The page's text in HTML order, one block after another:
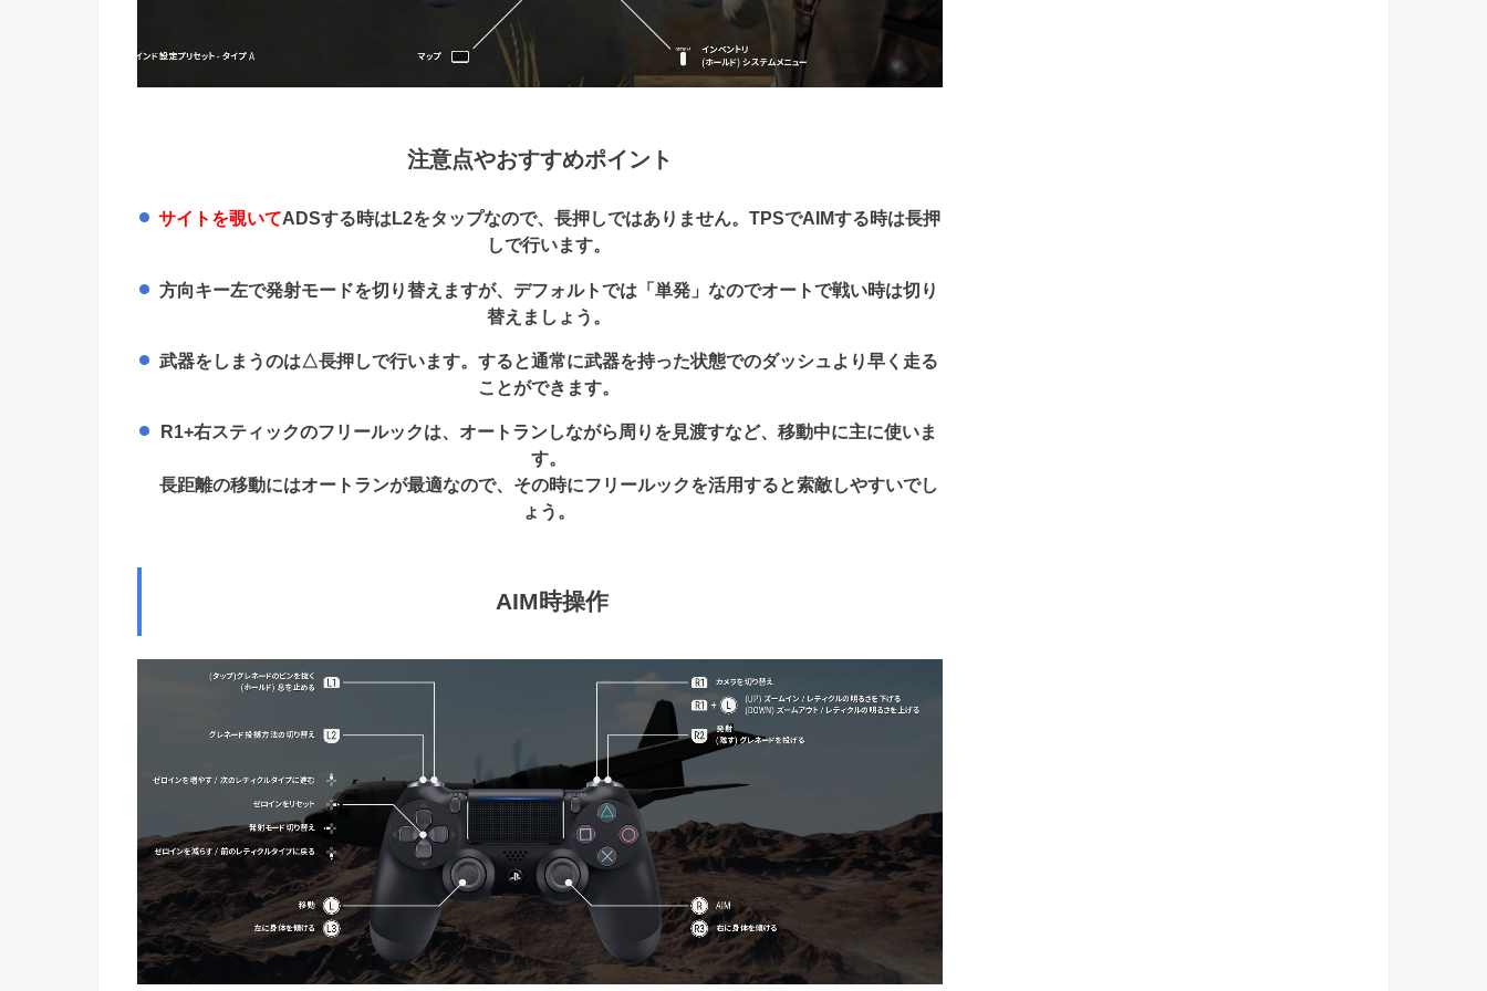
注意点やおすすめポイント
サイトを覗いてADSする時はL2をタップなので、長押しではありません。TPSでAIMする時は長押
しで行います。
方向キー左で発射モードを切り替えますが、デフォルトでは「単発」なのでオートで戦い時は切り
替えましょう。
武器をしまうのは△長押しで行います。すると通常に武器を持った状態でのダッシュより早く走る
ことができます。
R1+右スティックのフリールックは、オートランしながら周りを見渡すなど、移動中に主に使いま
す。
長距離の移動にはオートランが最適なので、その時にフリールックを活用すると索敵しやすいでし
ょう。
AIM時操作